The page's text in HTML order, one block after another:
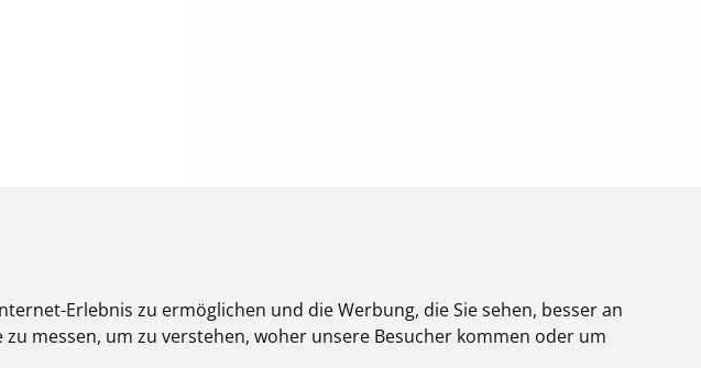
Erlebnis zu ermöglichen und die Werbung, die Sie sehen, besser an
messen, um zu verstehen, woher unsere Besucher kommen oder um